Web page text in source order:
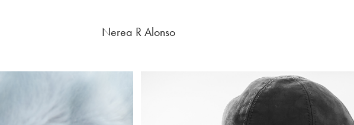
Nerea R Alonso